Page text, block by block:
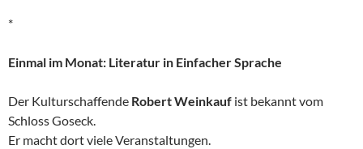
*
Einmal im Monat: Literatur in Einfacher Sprache
Der Kulturschaffende Robert Weinkauf ist bekannt vom
Schloss Goseck.
Er macht dort viele Veranstaltungen.